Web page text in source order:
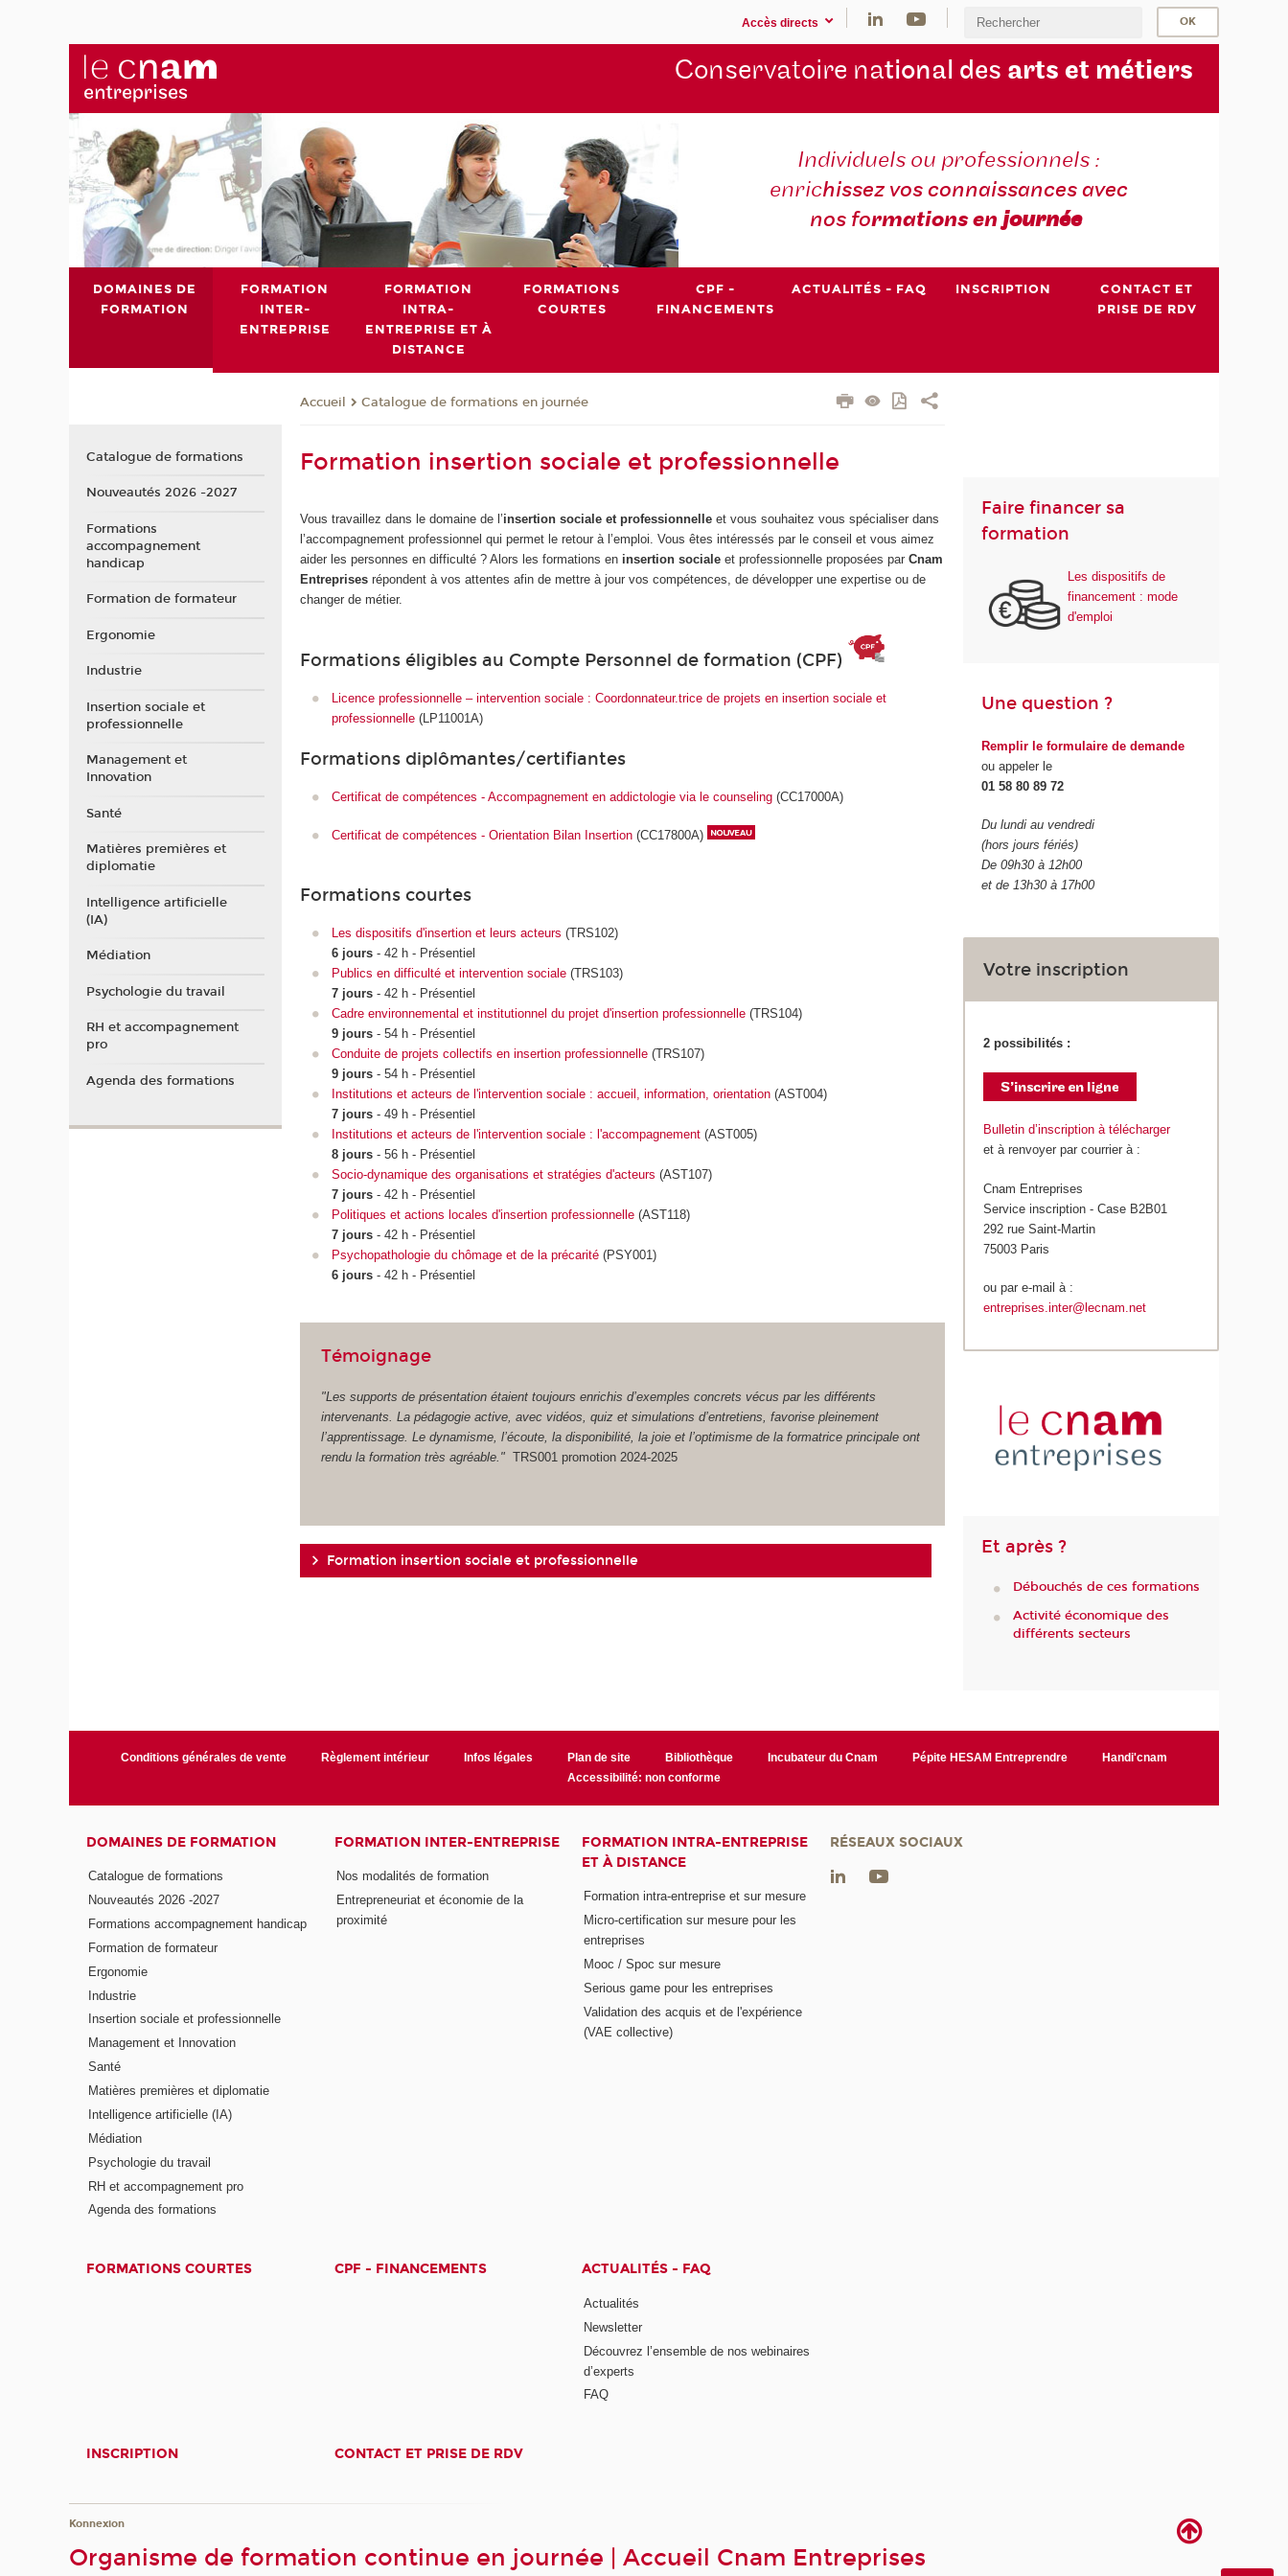
Accès directs
Conservatoire national des arts et métiers
Individuels ou professionnels :
enrichissez vos connaissances avec
nos formations enjournée
DOMAINES DE
FORMATION
FORMATION
INTER-
ENTREPRISE
FORMATION
INTRA-
ENTREPRISE ET À
DISTANCE
FORMATIONS
COURTES
CPF -
FINANCEMENTS
ACTUALITÉS - FAQ INSCRIPTION
CONTACT ET
PRISE DE RDV
Accueil Catalogue de formations en journée
Formation insertion sociale et professionnelle
Vous travaillez dans le domaine de l’insertion sociale et professionnelle et vous souhaitez vous spécialiser dans
l’accompagnement professionnel qui permet le retour à l’emploi. Vous êtes intéressés par le conseil et vous aimez
aider les personnes en difficulté ? Alors les formations en insertion sociale et professionnelle proposées parCnam
Entreprises répondent à vos attentes afin de mettre à jour vos compétences, de développer une expertise ou de
changer de métier.
Formations éligibles au Compte Personnel de formation (CPF)
Licence professionnelle – intervention sociale : Coordonnateur.trice de projets en insertion sociale et
professionnelle(LP11001A)
Formations diplômantes/certifiantes
Certificat de compétences - Accompagnement en addictologie via le counseling(CC17000A)
Certificat de compétences - Orientation Bilan Insertion(CC17800A)
Formations courtes
Les dispositifs d'insertion et leurs acteurs (TRS102)
6 jours - 42 h - Présentiel
Publics en difficulté et intervention sociale(TRS103)
7 jours - 42 h - Présentiel
Cadre environnemental et institutionnel du projet d'insertion professionnelle(TRS104)
9 jours - 54 h - Présentiel
Conduite de projets collectifs en insertion professionnelle(TRS107)
9 jours - 54 h - Présentiel
Institutions et acteurs de l'intervention sociale : accueil, information, orientation(AST004)
7 jours - 49 h - Présentiel
Institutions et acteurs de l'intervention sociale : l'accompagnement(AST005)
8 jours - 56 h - Présentiel
Socio-dynamique des organisations et stratégies d'acteurs (AST107)
7 jours - 42 h - Présentiel
Politiques et actions locales d'insertion professionnelle(AST118)
7 jours - 42 h - Présentiel
Psychopathologie du chômage et de la précarité(PSY001)
6 jours- 42 h - Présentiel
Témoignage
"Les supports de présentation étaient toujours enrichis d’exemples concrets vécus par les différents
intervenants. La pédagogie active, avec vidéos, quiz et simulations d’entretiens, favorise pleinement
l’apprentissage. Le dynamisme, l’écoute, la disponibilité, la joie et l’optimisme de la formatrice principale ont
rendu la formation très agréable."TRS001 promotion 2024-2025
Formation insertion sociale et professionnelle
Faire financer sa
formation
Les dispositifs de
financement : mode
d'emploi
Une question ?
Remplir le formulaire de demande
ou appeler le
01 58 80 89 72
Du lundi au vendredi
(hors jours fériés)
De 09h30 à 12h00
et de 13h30 à 17h00
Votre inscription
2 possibilités :
Bulletin d’inscription à télécharger
et à renvoyer par courrier à :
Cnam Entreprises
Service inscription - Case B2B01
292 rue Saint-Martin
75003 Paris
ou par e-mail à :
entreprises.inter@lecnam.net
Et après ?
Débouchés de ces formations
Activité économique des
différents secteurs
Catalogue de formations
Nouveautés 2026 -2027
Formations
accompagnement
handicap
Formation de formateur
Ergonomie
Industrie
Insertion sociale et
professionnelle
Management et
Innovation
Santé
Matières premières et
diplomatie
Intelligence artificielle
(IA)
Médiation
Psychologie du travail
RH et accompagnement
pro
Agenda des formations
Conditions générales de vente Règlement intérieur Infos légales Plan de site Bibliothèque Incubateur du Cnam Pépite HESAM Entreprendre
Handi'cnam
Accessibilité: non conforme
DOMAINES DE FORMATION
Catalogue de formations
Nouveautés 2026 -2027
Formations accompagnement handicap
Formation de formateur
Ergonomie
Industrie
Insertion sociale et professionnelle
Management et Innovation
Santé
Matières premières et diplomatie
Intelligence artificielle (IA)
Médiation
Psychologie du travail
RH et accompagnement pro
Agenda des formations
FORMATION INTER-ENTREPRISE
Nos modalités de formation
Entrepreneuriat et économie de la
proximité
FORMATION INTRA-ENTREPRISE
ET À DISTANCE
Formation intra-entreprise et sur mesure
Micro-certification sur mesure pour les
entreprises
Mooc / Spoc sur mesure
Serious game pour les entreprises
Validation des acquis et de l'expérience
(VAE collective)
FORMATIONS COURTES CPF - FINANCEMENTS ACTUALITÉS - FAQ
Actualités
Newsletter
Découvrez l’ensemble de nos webinaires
d’experts
FAQ
INSCRIPTION CONTACT ET PRISE DE RDV
RÉSEAUX SOCIAUX
Konnexion
Organisme de formation continue en journée | Accueil Cnam Entreprises